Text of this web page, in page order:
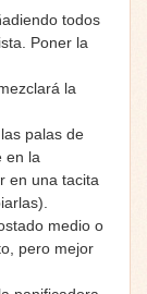
todos
Poner la
la
palas de
en la
en una tacita
medio o
pero mejor